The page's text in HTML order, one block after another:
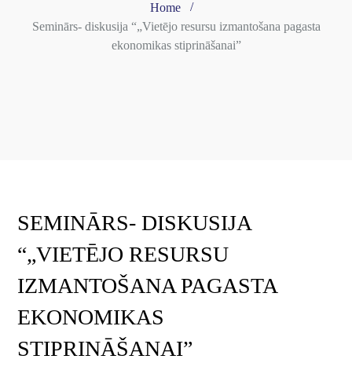
Home
Seminārs- diskusija “„Vietējo resursu izmantošana pagasta
ekonomikas stiprināšanai”
SEMINĀRS- DISKUSIJA
“„VIETĒJO RESURSU
IZMANTOŠANA PAGASTA
EKONOMIKAS
STIPRINĀŠANAI”